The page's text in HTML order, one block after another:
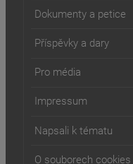
Dokumenty a petice
Příspěvky a dary
Pro média
Impressum
Napsali k tématu
O souborech cookies